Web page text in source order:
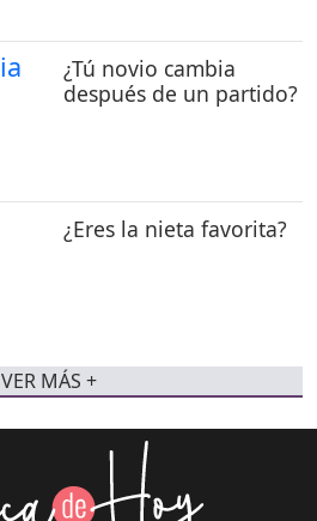
¿Tú novio cambia
después de un partido?
¿Eres la nieta favorita?
VER MÁS +